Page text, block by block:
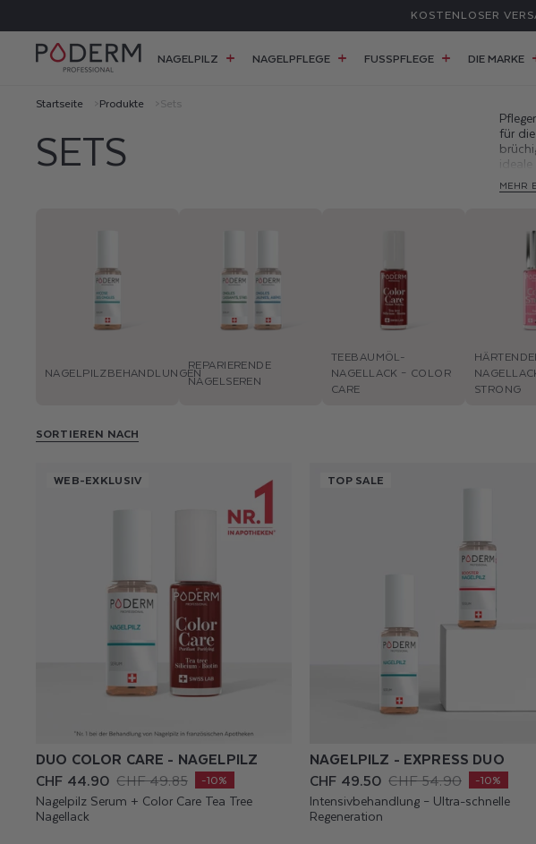
INHALT
KOSTENLOSER
NAGELPILZ NAGELPFLEGE FUSSPFLEGE DIE MARKE
Startseite Produkte Sets
SETS für
MEHR
NAGELPILZBEHANDLUNGENREPARIERENDE
NAGELSEREN
TEEBAUMÖL-
NAGELLACK – COLOR
CARE
STRONG
SORTIEREN NACH
WEB-EXKLUSIV
DUO COLOR CARE - NAGELPILZ
Verkaufspreis
CHF 44.90
Normaler
Preis
CHF 49.85 -10%
Nagelpilz Serum + Color Care Tea Tree
Nagellack
TOP SALE
NAGELPILZ - EXPRESS DUO
Verkaufspreis
CHF 49.50
Normaler
Preis
CHF 54.90 -10%
Intensivbehandlung – Ultra-schnelle
Regeneration